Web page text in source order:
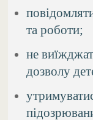
та роботи;
не
дозволу